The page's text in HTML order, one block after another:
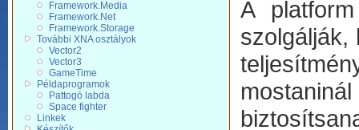
Framework.Media
Framework.Net
Framework.Storage
További XNA osztályok
Vector2
Vector3
GameTime
Példaprogramok
Pattogó labda
Space fighter
Linkek
A
szolgálják,